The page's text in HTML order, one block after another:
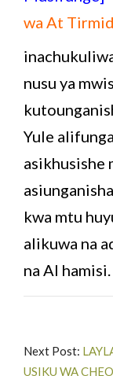
wa At
nusu ya
Yule
asikhusishe
kwa mtu
alikuwa na
na Al hamisi.
Next Post:
USIKU WA